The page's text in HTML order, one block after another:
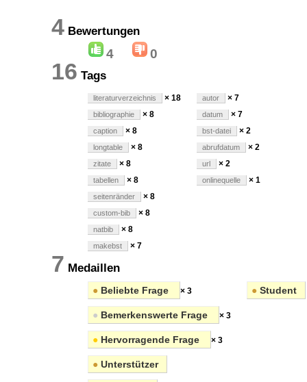
4 Bewertungen
4 0
16 Tags
literaturverzeichnis × 18
bibliographie × 8
caption × 8
longtable × 8
zitate × 8
tabellen × 8
seitenränder × 8
custom-bib × 8
natbib × 8
makebst × 7
autor × 7
datum × 7
bst-datei × 2
abrufdatum × 2
url × 2
onlinequelle × 1
7 Medaillen
● Beliebte Frage × 3
● Bemerkenswerte Frage × 3
● Hervorragende Frage × 3
● Unterstützer
● Student